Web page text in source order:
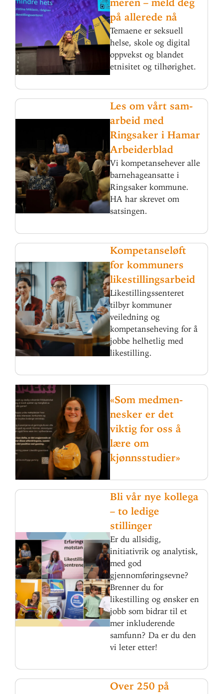
meren – meld deg
på allerede nå
Temaene er seksuell
helse, skole og digital
oppvekst og blandet
etnisitet og tilhørighet.
Les om vårt sam­
arbeid med
Ringsaker i Hamar
Arbeiderblad
Vi kompetansehever alle
barnehageansatte i
Ringsaker kommune.
HA har skrevet om
satsingen.
Kom­pe­tanseløft
for kom­muners
likestillingsarbeid
Likestillingssenteret
tilbyr kommuner
veiledning og
kompetanseheving for å
jobbe helhetlig med
likestilling.
«Som med­men­
nesker er det
viktig for oss å
lære om
kjønnsstudier»
Bli vår nye kollega
– to ledige
stillinger
Er du allsidig,
initiativrik og analytisk,
med god
gjennomføringsevne?
Brenner du for
likestilling og ønsker en
jobb som bidrar til et
mer inkluderende
samfunn? Da er du den
vi leter etter!
Over 250 på